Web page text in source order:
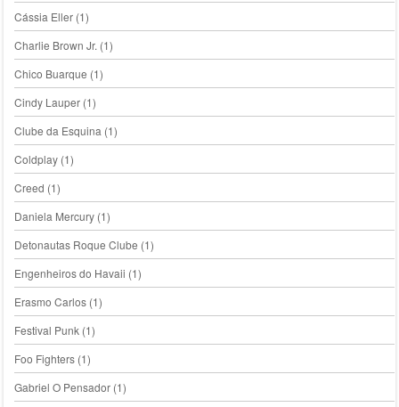
Cássia Eller(1)
Charlie Brown Jr. (1)
Chico Buarque (1)
Cindy Lauper(1)
Clube da Esquina (1)
Coldplay(1)
Creed (1)
Daniela Mercury(1)
Detonautas Roque Clube (1)
Engenheiros do Havaii (1)
Erasmo Carlos(1)
Festival Punk(1)
Foo Fighters(1)
Gabriel O Pensador(1)